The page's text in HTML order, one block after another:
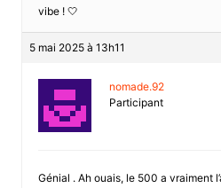
vibe ! 🤍
5 mai 2025 à 13h11
nomade.92
Participant
Génial . Ah ouais, le 500 a vraiment